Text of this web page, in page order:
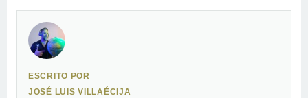
ESCRITO POR
JOSÉ LUIS VILLAÉCIJA